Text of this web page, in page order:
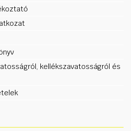
kellékszavatosságról és